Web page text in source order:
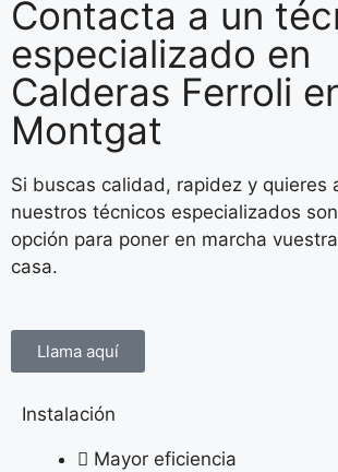
Contacta a un
especializado en
Calderas Ferroli
Montgat
Si buscas calidad, rapidez y quieres
nuestros técnicos especializados
opción para poner en marcha
casa.
Llama aquí
Instalación
Mayor eficiencia